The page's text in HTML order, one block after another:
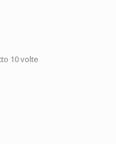
10 volte